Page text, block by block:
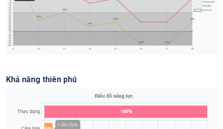
Khả năng thiên phú